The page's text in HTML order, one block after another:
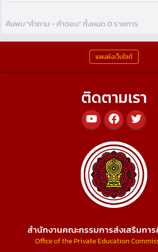
ค้นพบ "คำถาม - คำตอบ" ทั้งหมด 0 รายการ
แผนผังเว็บไซต์
ติดตามเรา
สำนักงานคณะกรรมการส่งเสริมกา
Office of the Private Education